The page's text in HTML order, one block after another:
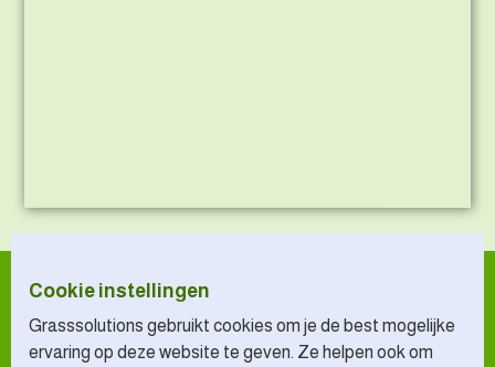
Sneeuwruimen verschillende bedrijfsterreinen
Cookie instellingen
Grasssolutions gebruikt cookies om je de best mogelijke
ervaring op deze website te geven. Ze helpen ook om